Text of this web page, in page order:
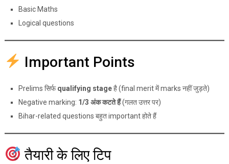
Basic Maths
Logical questions
Important Points
Prelims सिर्फqualifying stageहै (final merit में marks नहीं जुड़ते)
Negative marking: 1/3 अंक कटते हैं(गलत उत्तर पर)
Bihar-related questions बहुत important होते हैं
तैयारी के लिए टिप